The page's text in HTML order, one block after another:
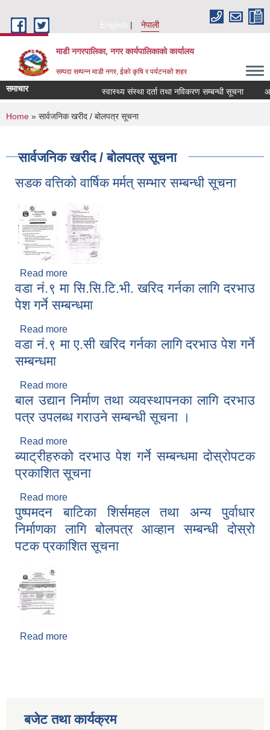
English
नेपाली
माडी नगरपालिका, नगर कार्यपालिकाकाे कार्यालय
सम्पदा सम्पन्न माडी नगर, ईको कृषि र पर्यटनको शहर
समाचार स्वास्थ्य संस्था दर्ता तथा नविकरण सम्बन्धी सूचना
You are here
Home » सार्वजनिक खरीद / बोलपत्र सूचना
सार्वजनिक खरीद / बोलपत्र सूचना
सडक वत्तिको वार्षिक मर्मत् सम्भार सम्बन्धी सूचना
Read more
वडा नं.९ मा सि.सि.टि.भी. खरिद गर्नका लागि दरभाउ
पेश गर्ने सम्बन्धमा
Read more
पेश गर्ने सम्बन्धमा
वडा नं.९ मा ए.सी खरिद गर्नका लागि दरभाउ पेश गर्ने
सम्बन्धमा
Read more
सम्बन्धमा
बाल उद्यान निर्माण तथा व्यवस्थापनका लागि दरभाउ
पत्र उपलब्ध गराउने सम्बन्धी सूचना ।
Read more
पत्र उपलब्ध गराउने सम्बन्धी सूचना ।
ब्याट्रीहरुको दरभाउ पेश गर्ने सम्बन्धमा दोस्रोपटक
प्रकाशित सूचना
Read more
प्रकाशित सूचना
पुष्पमदन बाटिका शिर्समहल तथा अन्य पुर्वाधार
निर्माणका लागि बोलपत्र आव्हान सम्बन्धी दोस्रो
पटक प्रकाशित सूचना
Read more
बजेट तथा कार्यक्रम